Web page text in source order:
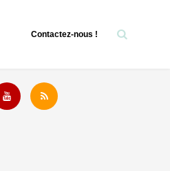
Contactez-nous !